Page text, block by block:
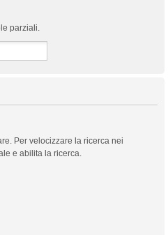
parziali.
Per velocizzare la ricerca nei
e abilita la ricerca.